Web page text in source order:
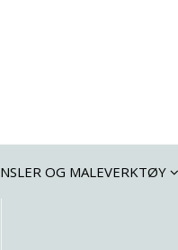
OG MALEVERKTØY